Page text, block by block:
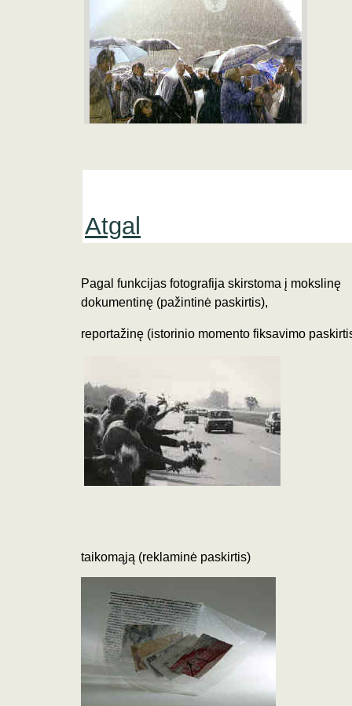
Atgal
Pagal funkcijas fotografija skirstoma į mokslinę
dokumentinę (pažintinė paskirtis),
reportažinę (istorinio momento fiksavimo
taikomąją (reklaminė paskirtis)